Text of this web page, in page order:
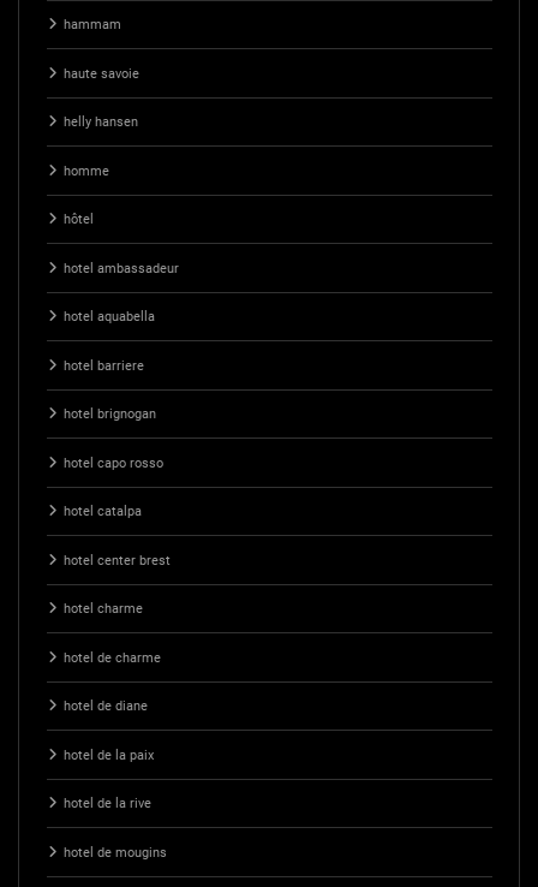
hammam
haute savoie
helly hansen
homme
hôtel
hotel ambassadeur
hotel aquabella
hotel barriere
hotel brignogan
hotel capo rosso
hotel catalpa
hotel center brest
hotel charme
hotel de charme
hotel de diane
hotel de la paix
hotel de la rive
hotel de mougins